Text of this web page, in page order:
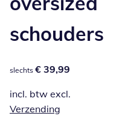
schouders
€ 39,99
slechts € 39,99
incl. btw excl.
Verzending